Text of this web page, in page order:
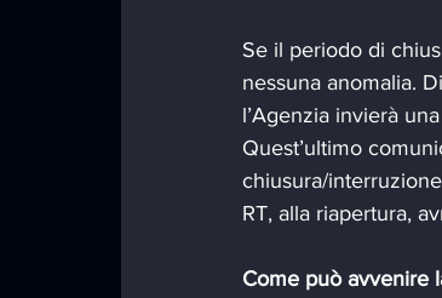
Se il periodo di
nessuna anomalia.
l’Agenzia invierà
Quest’ultimo
chiusura/
RT, alla riapertura,
Come può avvenire